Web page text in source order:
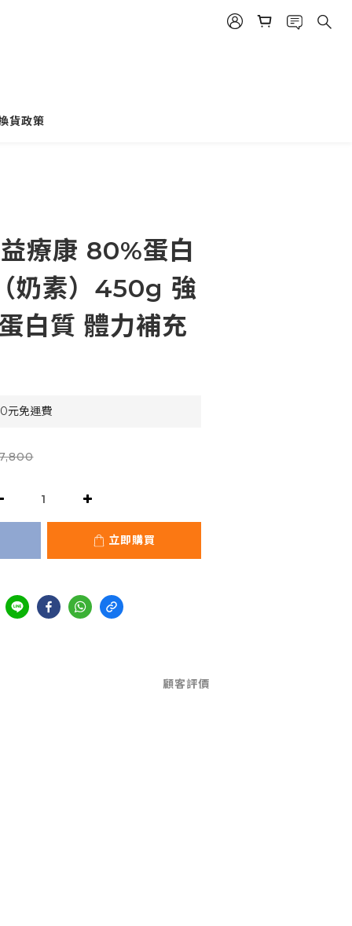
貨政策
療康 80%蛋白
奶素）450g 強
白質 體力補充
元免運費
立即購買
顧客評價